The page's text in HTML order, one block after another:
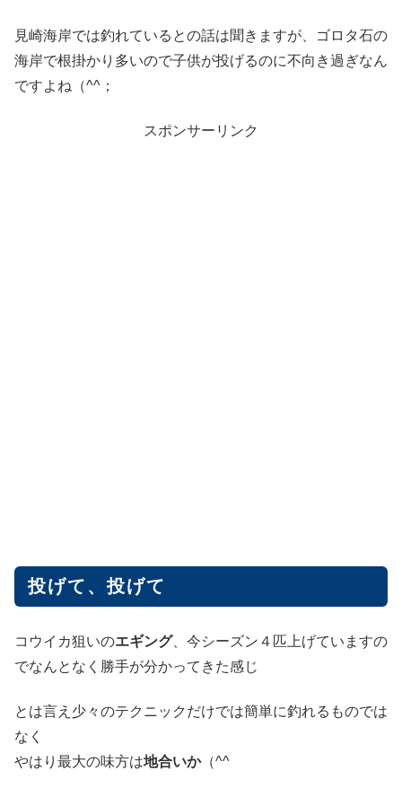
見崎海岸では釣れているとの話は聞きますが、ゴロタ石の
海岸で根掛かり多いので子供が投げるのに不向き過ぎなん
ですよね（^^；
スポンサーリンク
投げて、投げて
コウイカ狙いのエギング、今シーズン４匹上げていますの
でなんとなく勝手が分かってきた感じ
とは言え少々のテクニックだけでは簡単に釣れるものでは
なく
やはり最大の味方は地合いか（^^ゞ